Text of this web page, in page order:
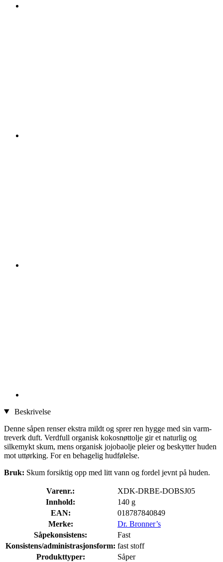
Beskrivelse
Denne såpen renser ekstra mildt og sprer ren hygge med sin varm-
treverk duft. Verdfull organisk kokosnøttolje gir et naturlig og
silkemykt skum, mens organisk jojobaolje pleier og beskytter huden
mot uttørking. For en behagelig hudfølelse.
Bruk: Skum forsiktig opp med litt vann og fordel jevnt på huden.
Varenr.:
XDK-DRBE-DOBSJ05
Innhold:
140 g
EAN:
018787840849
Merke:
Dr. Bronner’s
Såpekonsistens:
Fast
Konsistens/administrasjonsform: fast stoff
Produkttyper:
Såper